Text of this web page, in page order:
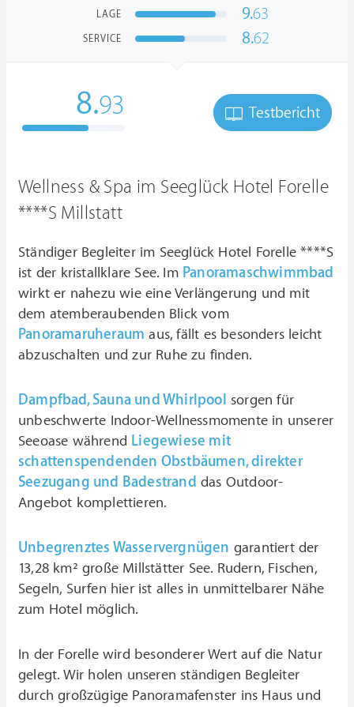
LAGE 9.63
SERVICE 8.62
8.93 Testbericht
Wellness & Spa im Seeglück Hotel Forelle
****S Millstatt
Ständiger Begleiter im Seeglück Hotel Forelle ****S
ist der kristallklare See. Im Panoramaschwimmbad
wirkt er nahezu wie eine Verlängerung und mit
dem atemberaubenden Blick vom
Panoramaruheraum aus, fällt es besonders leicht
abzuschalten und zur Ruhe zu finden.
Dampfbad, Sauna und Whirlpool sorgen für
unbeschwerte Indoor-Wellnessmomente in unserer
Seeoase während Liegewiese mit
schattenspendenden Obstbäumen, direkter
Seezugang und Badestrand das Outdoor-
Angebot komplettieren.
Unbegrenztes Wasservergnügen garantiert der
13,28 km² große Millstätter See. Rudern, Fischen,
Segeln, Surfen hier ist alles in unmittelbarer Nähe
zum Hotel möglich.
In der Forelle wird besonderer Wert auf die Natur
gelegt. Wir holen unseren ständigen Begleiter
durch großzügige Panoramafenster ins Haus und